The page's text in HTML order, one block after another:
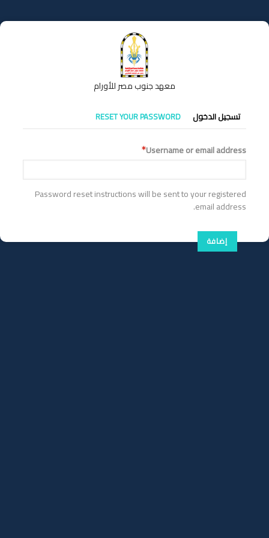
إلى
المحتوى
معهد جنوب مصر للأورام
التبويبات
الأساسية
تسجيل الدخول RESET YOUR PASSWORD
Username or email address
Password reset instructions will be sent to your registered
email address.